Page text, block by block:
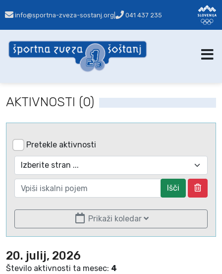
info@sportna-zveza-sostanj.org 041 437 235
AKTIVNOSTI (0)
Pretekle aktivnosti
Išči
Prikaži koledar
20. julij, 2026
Število aktivnosti ta mesec: 4